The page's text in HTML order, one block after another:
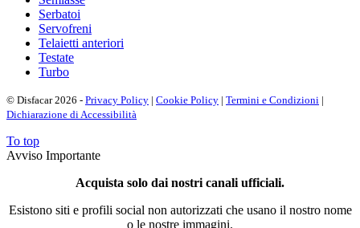
Serbatoi
Servofreni
Telaietti anteriori
Testate
Turbo
© Disfacar 2026 - Privacy Policy | Cookie Policy | Termini e Condizioni |
Dichiarazione di Accessibilità
To top
Avviso Importante
Acquista solo dai nostri canali ufficiali.
Esistono siti e profili social non autorizzati che usano il nostro nome
o le nostre immagini.